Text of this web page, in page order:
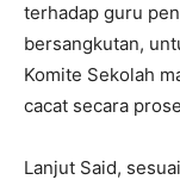
terhadap guru
bersangkutan,
Komite Sekolah
cacat secara
Lanjut Said,